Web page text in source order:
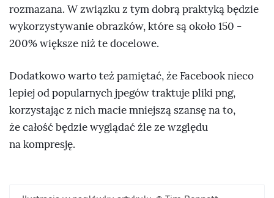
rozmazana. W związku z tym dobrą praktyką będzie
wykorzystywanie obrazków, które są około 150 -
200% większe niż te docelowe.
Dodatkowo warto też pamiętać, że Facebook nieco
lepiej od popularnych jpegów traktuje pliki png,
korzystając z nich macie mniejszą szansę na to,
że całość będzie wyglądać źle ze względu
na kompresję.